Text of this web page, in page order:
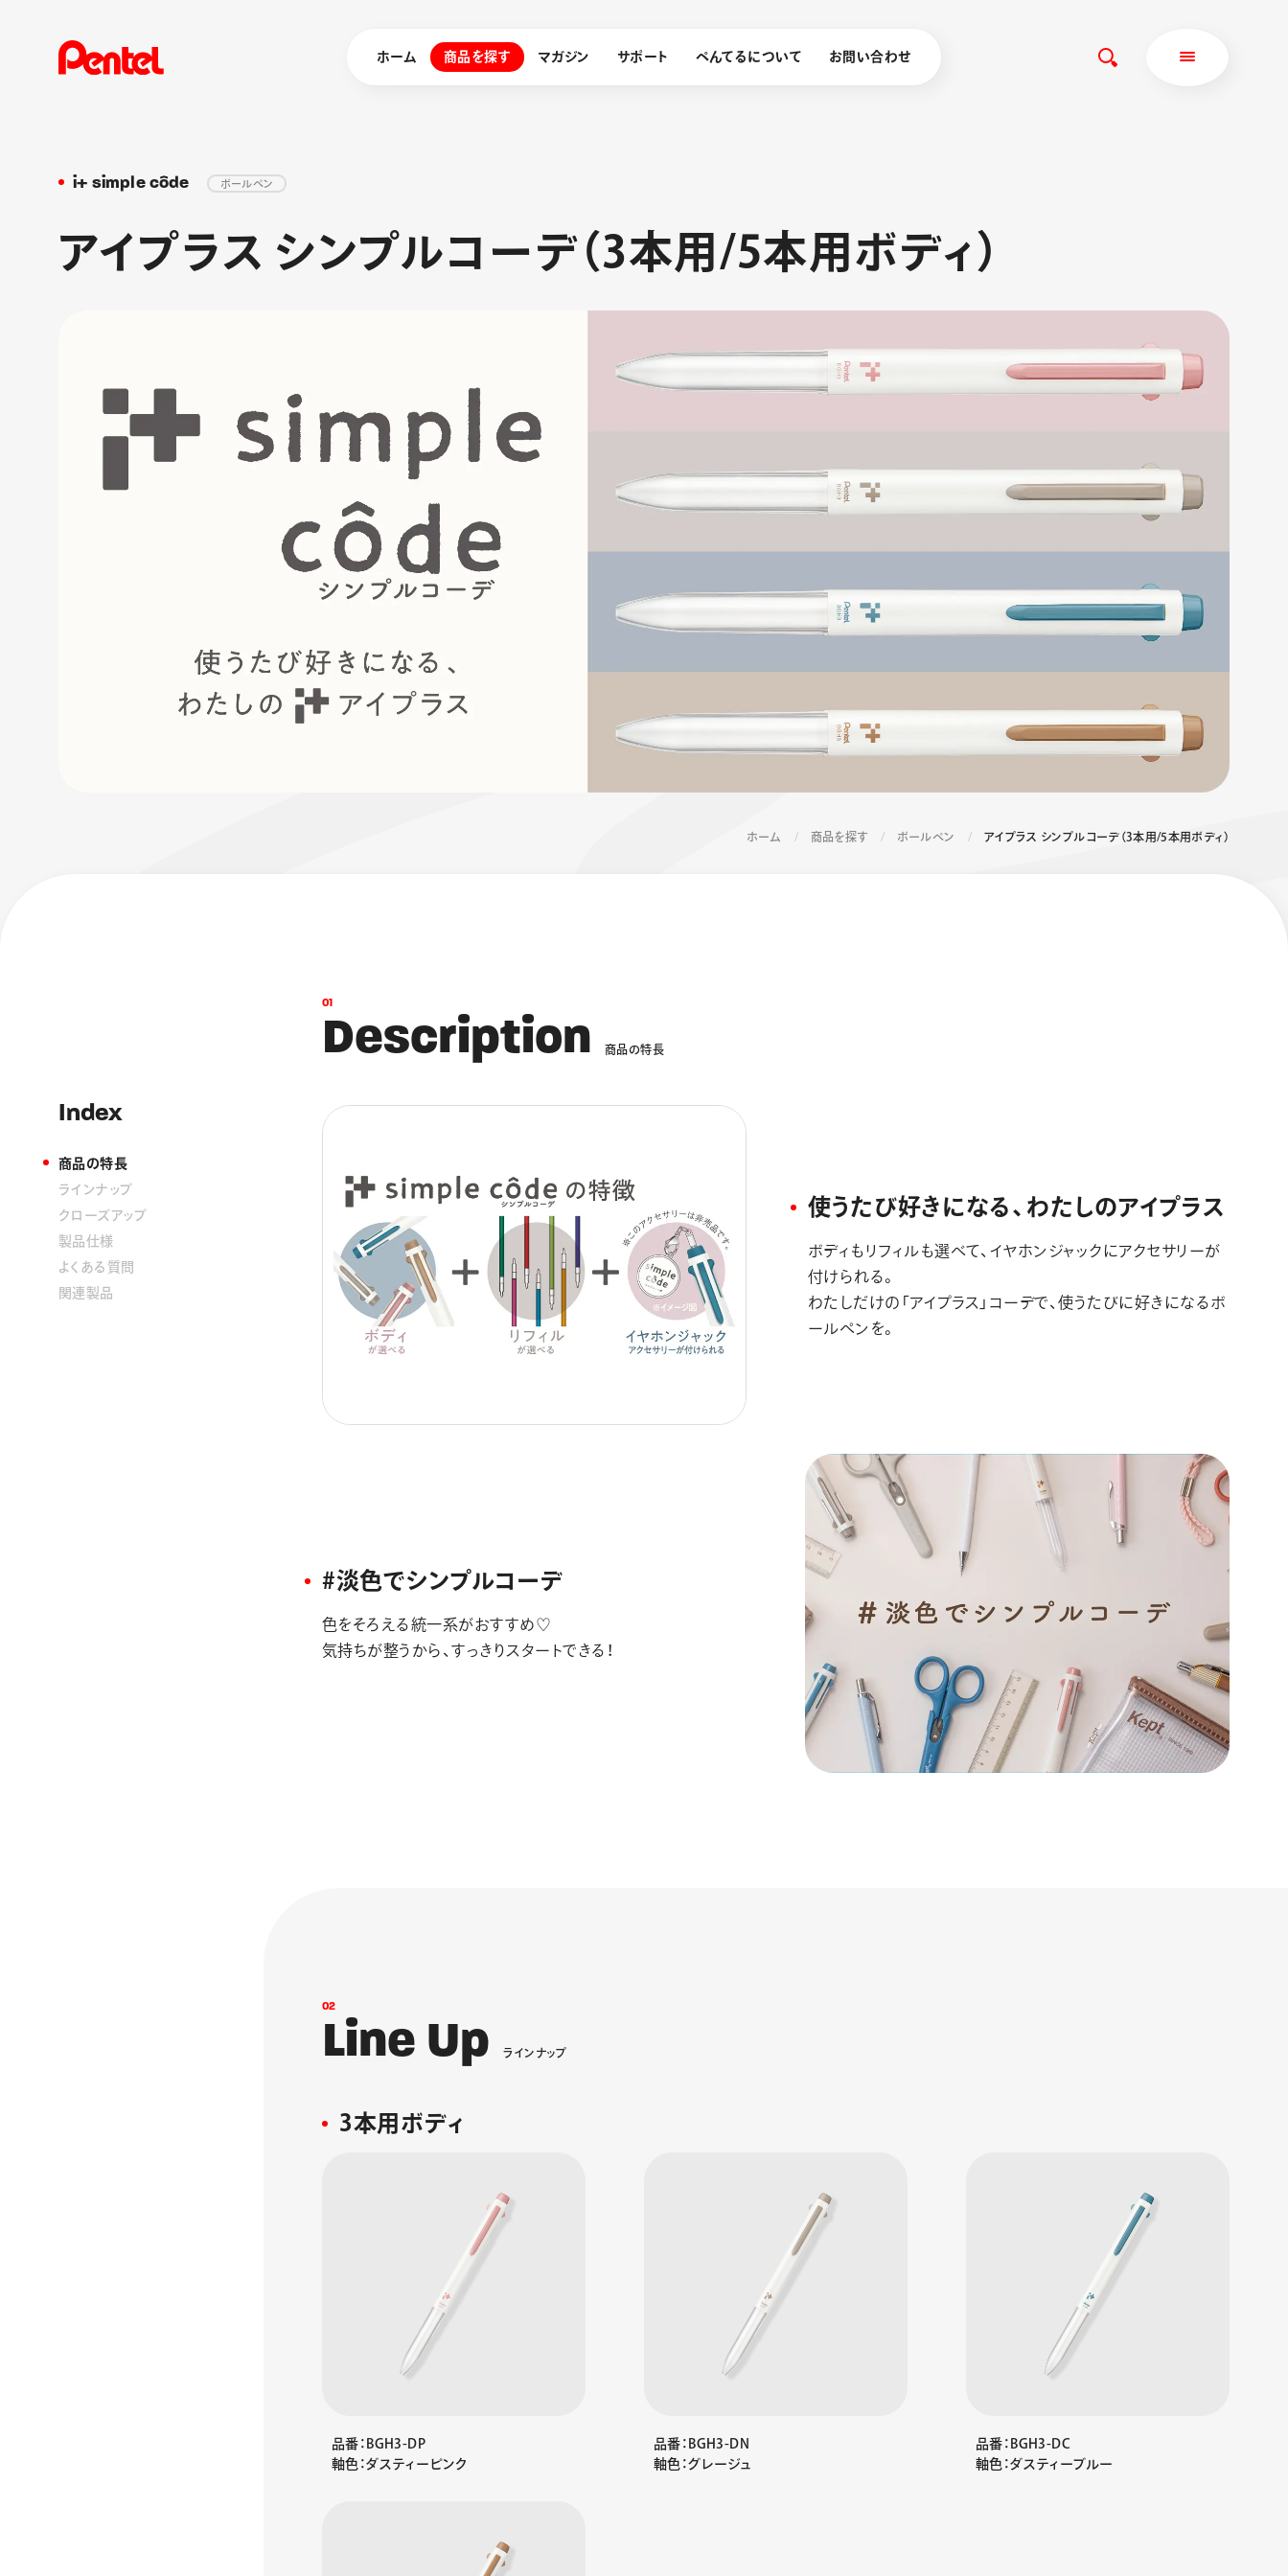
ホーム 商品を探す マガジン サポート ぺんてるについて お問い合わせ
ボールペン
ペン
ぺんてるについて
運営会社
フローチューン 限定
Skyly Design
アートクレヨン くるりら エナージェル コハレ
スマッシュ 限定 ダイヤ
ーズ
i+ simple côde ボールペン
アイプラス シンプルコーデ（3本用/5本用ボディ）
ホーム 商品を探す ボールペン アイプラス シンプルコーデ（3本用/5本用ボディ）
Index
商品の特長
ラインナップ
クローズアップ
製品仕様
よくある質問
関連製品
01
Description 商品の特長
使うたび好きになる、わたしのアイプラス
ボディもリフィルも選べて、イヤホンジャックにアクセサリーが
付けられる。
わたしだけの「アイプラス」コーデで、使うたびに好きになるボ
ールペンを。
#淡色でシンプルコーデ
色をそろえる統一系がおすすめ♡
気持ちが整うから、すっきりスタートできる！
02
Line Up ライン ナップ
3本用ボディ
品番：BGH3-DP
軸色：ダスティーピンク
品番：BGH3-DN
軸色：グレージュ
品番：BGH3-DC
軸色：ダスティーブルー